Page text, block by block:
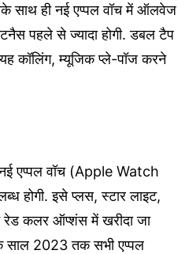
साथ ही नई एप्पल वॉच में ऑलवेज
पहले से ज्‍यादा होगी. डबल टैप
कॉलिंग, म्‍यूजिक प्‍ले-पॉज करने
एप्पल वॉच (Apple Watch
होगी. इसे प्लस, स्टार लाइट,
रेड कलर ऑप्‍शंस में खरीदा जा
साल 2023 तक सभी एप्पल